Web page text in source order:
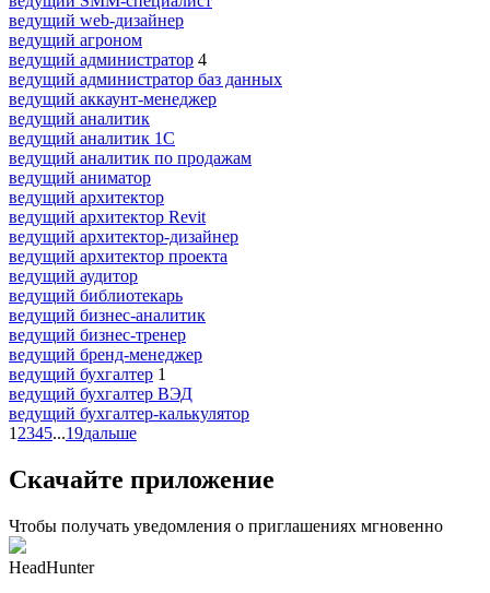
ведущий web-дизайнер
ведущий агроном
ведущий администратор 4
ведущий администратор баз данных
ведущий аккаунт-менеджер
ведущий аналитик
ведущий аналитик 1С
ведущий аналитик по продажам
ведущий аниматор
ведущий архитектор
ведущий архитектор Revit
ведущий архитектор-дизайнер
ведущий архитектор проекта
ведущий аудитор
ведущий библиотекарь
ведущий бизнес-аналитик
ведущий бизнес-тренер
ведущий бренд-менеджер
ведущий бухгалтер 1
ведущий бухгалтер ВЭД
ведущий бухгалтер-калькулятор
1 2345...19дальше
Скачайте приложение
Чтобы получать уведомления о приглашениях мгновенно
HeadHunter